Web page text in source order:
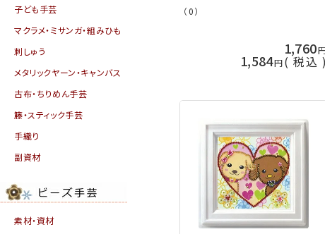
子ども手芸
マクラメ・ミサンガ・組みひも
刺しゅう
メタリックヤーン・キャンバス
古布・ちりめん手芸
籐・スティック手芸
手織り
副資材
素材・資材
（0）
1,760
1,584 税込